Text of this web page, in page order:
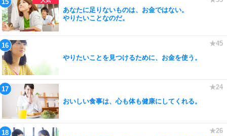
あなたに足りないものは、お金ではない。
やりたいことなのだ。
やりたいことを見つけるために、お金を使う。
おいしい食事は、心も体も健康にしてくれる。